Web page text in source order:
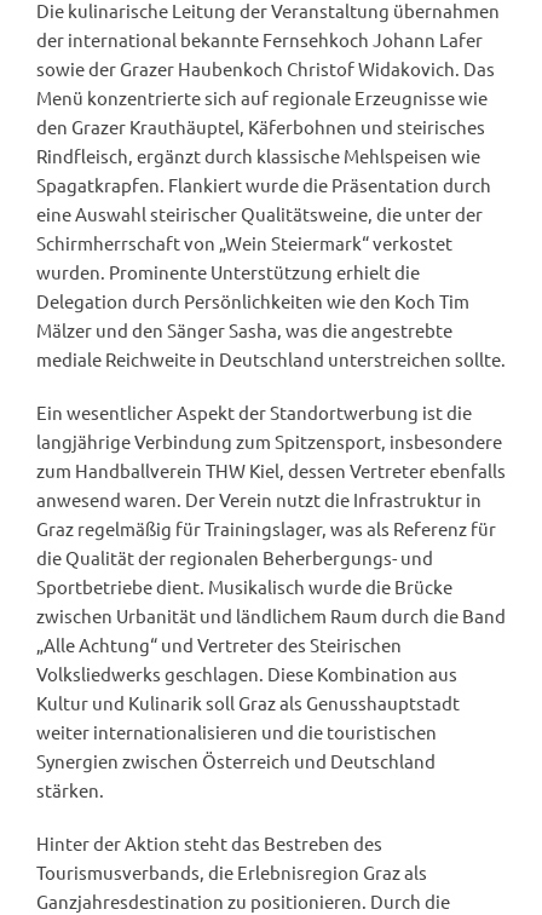
Die kulinarische Leitung der Veranstaltung übernahmen
der international bekannte Fernsehkoch Johann Lafer
sowie der Grazer Haubenkoch Christof Widakovich. Das
Menü konzentrierte sich auf regionale Erzeugnisse wie
den Grazer Krauthäuptel, Käferbohnen und steirisches
Rindfleisch, ergänzt durch klassische Mehlspeisen wie
Spagatkrapfen. Flankiert wurde die Präsentation durch
eine Auswahl steirischer Qualitätsweine, die unter der
Schirmherrschaft von „Wein Steiermark“ verkostet
wurden. Prominente Unterstützung erhielt die
Delegation durch Persönlichkeiten wie den Koch Tim
Mälzer und den Sänger Sasha, was die angestrebte
mediale Reichweite in Deutschland unterstreichen sollte.
Ein wesentlicher Aspekt der Standortwerbung ist die
langjährige Verbindung zum Spitzensport, insbesondere
zum Handballverein THW Kiel, dessen Vertreter ebenfalls
anwesend waren. Der Verein nutzt die Infrastruktur in
Graz regelmäßig für Trainingslager, was als Referenz für
die Qualität der regionalen Beherbergungs- und
Sportbetriebe dient. Musikalisch wurde die Brücke
zwischen Urbanität und ländlichem Raum durch die Band
„Alle Achtung“ und Vertreter des Steirischen
Volksliedwerks geschlagen. Diese Kombination aus
Kultur und Kulinarik soll Graz als Genusshauptstadt
weiter internationalisieren und die touristischen
Synergien zwischen Österreich und Deutschland
stärken.
Hinter der Aktion steht das Bestreben des
Tourismusverbands, die Erlebnisregion Graz als
Ganzjahresdestination zu positionieren. Durch die